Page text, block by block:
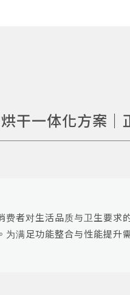
干一体化方案｜
费者对生活品质与卫生要求
为满足功能整合与性能提升